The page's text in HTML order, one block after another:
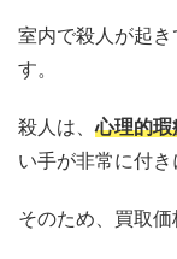
室内で殺人が起
す。
殺人は、心理的瑕
い手が非常に付き
そのため、買取価